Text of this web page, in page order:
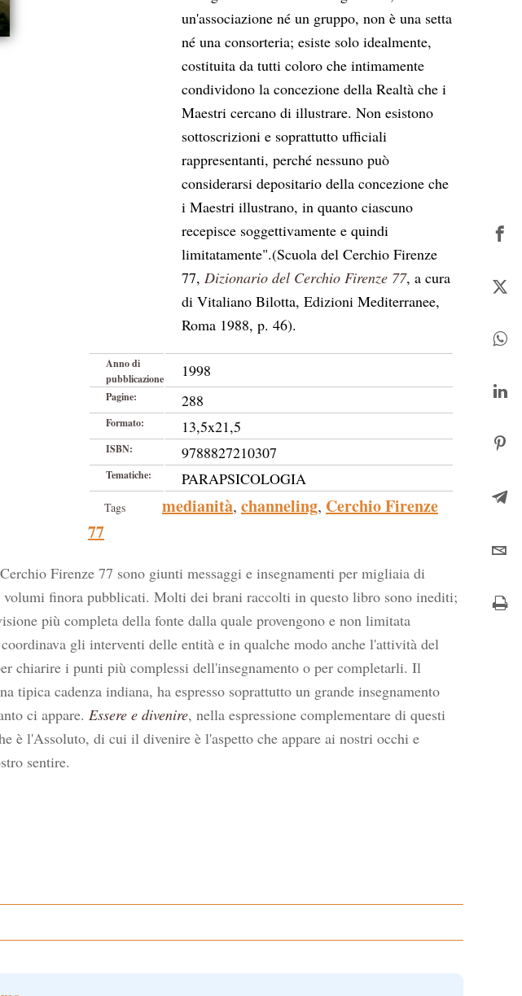
un'associazione né un gruppo, non è una setta
né una consorteria; esiste solo idealmente,
costituita da tutti coloro che intimamente
condividono la concezione della Realtà che i
Maestri cercano di illustrare. Non esistono
sottoscrizioni e soprattutto ufficiali
rappresentanti, perché nessuno può
considerarsi depositario della concezione che
i Maestri illustrano, in quanto ciascuno
recepisce soggettivamente e quindi
limitatamente".(Scuola del Cerchio Firenze
77, Dizionario del Cerchio Firenze 77, a cura
di Vitaliano Bilotta, Edizioni Mediterranee,
Roma 1988, p. 46).
Anno di
pubblicazione
1998
Pagine: 288
Formato: 13,5x21,5
ISBN: 9788827210307
Tematiche: PARAPSICOLOGIA
Tags medianità, channeling, Cerchio Firenze
77
Firenze 77 sono giunti messaggi e insegnamenti per migliaia di
finora pubblicati. Molti dei brani raccolti in questo libro sono inediti;
più completa della fonte dalla quale provengono e non limitata
gli interventi delle entità e in qualche modo anche l'attività del
chiarire i punti più complessi dell'insegnamento o per completarli. Il
tipica cadenza indiana, ha espresso soprattutto un grande insegnamento
ci appare. Essere e divenire, nella espressione complementare di questi
è l'Assoluto, di cui il divenire è l'aspetto che appare ai nostri occhi e
sentire.